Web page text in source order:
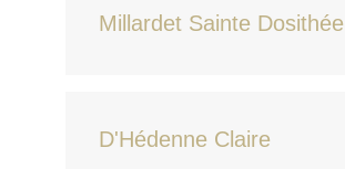
Millardet Sainte Dosithée
D'Hédenne Claire